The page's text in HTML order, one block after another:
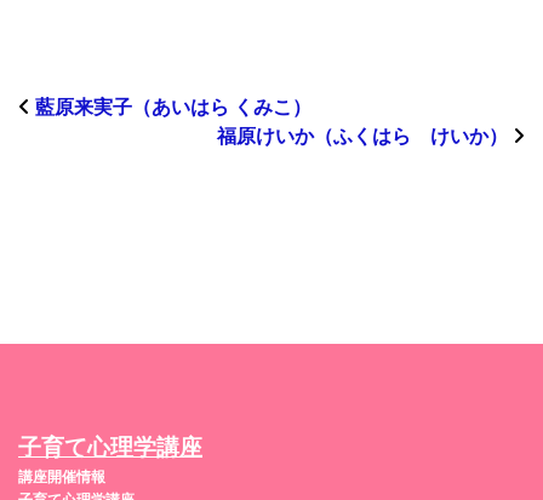
藍原来実子（あいはら くみこ）
福原けいか（ふくはら けいか）
子育て心理学講座
講座開催情報